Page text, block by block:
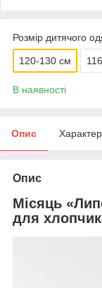
Розмір дитячого
120-130 см
В наявності
Опис
Опис
Місяць
для